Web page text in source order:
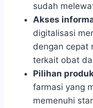
sudah
Akses
digitalisasi
dengan cepat
terkait obat
Pilihan
farmasi yang
memenuhi